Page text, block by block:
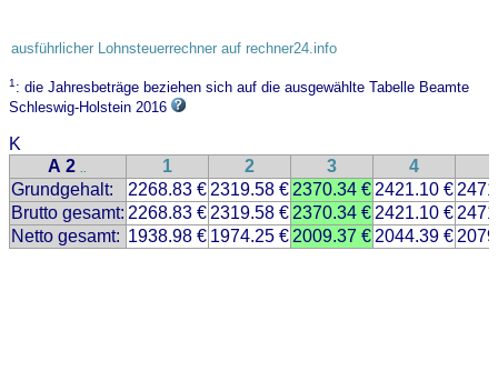
ausführlicher Lohnsteuerrechner auf rechner24.info
1: die Jahresbeträge beziehen sich auf die ausgewählte Tabelle Beamte
Schleswig-Holstein 2016
K
A 2 .. 1 2 3 4
Grundgehalt:
2268.83 € 2319.58 € 2370.34 € 2421.10 €
Brutto gesamt: 2268.83 € 2319.58 € 2370.34 € 2421.10 €
Netto gesamt: 1938.98 € 1974.25 € 2009.37 € 2044.39 €